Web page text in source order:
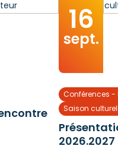
16
sept.
Conférences -
Saison
2026.2027